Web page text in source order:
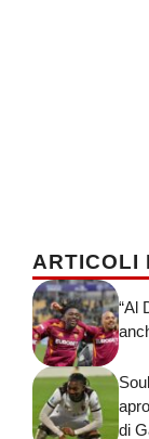
ARTICOLI
“Al
di